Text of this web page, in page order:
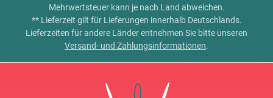
Mehrwertsteuer kann je nach Land abweichen.
** Lieferzeit gilt für Lieferungen innerhalb Deutschlands.
Lieferzeiten für andere Länder entnehmen Sie bitte unseren
Versand- und Zahlungsinformationen.